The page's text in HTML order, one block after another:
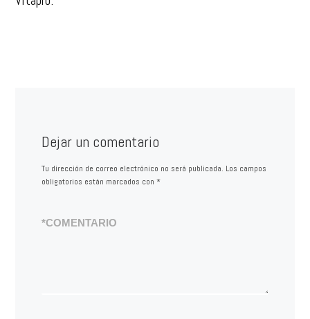
Dejar un comentario
Tu dirección de correo electrónico no será publicada. Los campos
obligatorios están marcados con *
COMENTARIO
*